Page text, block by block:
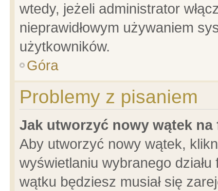
wtedy, jeżeli administrator
nieprawidłowym używaniem
użytkowników.
Góra
Problemy z pisaniem
Jak utworzyć nowy wątek na
Aby utworzyć nowy wątek,
wyświetlaniu wybranego
wątku będziesz musiał się